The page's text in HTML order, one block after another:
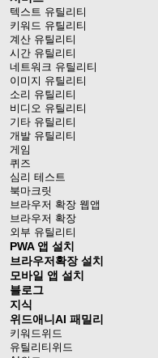
텍스트 유틸리티
키워드 유틸리티
계산 유틸리티
시간 유틸리티
네트워크 유틸리티
이미지 유틸리티
소리 유틸리티
비디오 유틸리티
기타 유틸리티
개발 유틸리티
게임
퀴즈
심리 테스트
북마크릿
브라우저 확장 웹앱
브라우저 확장
외부 유틸리티
PWA 앱 설치
브라우저확장 설치
모바일 앱 설치
블로그
지식
위드애니AI 패밀리
키워드위드
유틸리티위드